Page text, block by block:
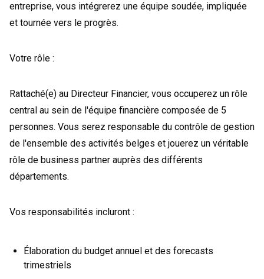
entreprise, vous intégrerez une équipe soudée, impliquée
et tournée vers le progrès.
Votre rôle :
Rattaché(e) au Directeur Financier, vous occuperez un rôle
central au sein de l'équipe financière composée de 5
personnes. Vous serez responsable du contrôle de gestion
de l'ensemble des activités belges et jouerez un véritable
rôle de business partner auprès des différents
départements.
Vos responsabilités incluront :
Élaboration du budget annuel et des forecasts
trimestriels